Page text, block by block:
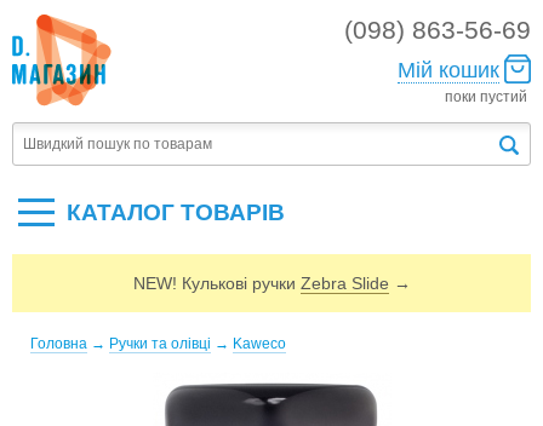
(098) 863-56-69
Мій кошик
поки пустий
КАТАЛОГ ТОВАРIВ
NEW! Кулькові ручки Zebra Slide →
Головна → Ручки та олівці → Kaweco